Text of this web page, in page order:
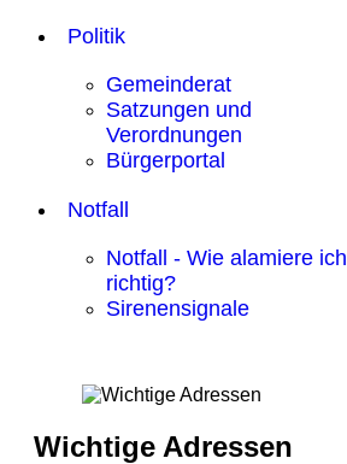
Politik
Gemeinderat
Satzungen und
Verordnungen
Bürgerportal
Notfall
Notfall - Wie alamiere ich
richtig?
Sirenensignale
Wichtige Adressen